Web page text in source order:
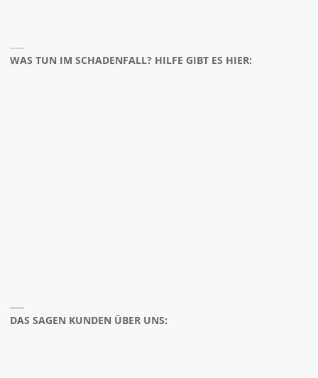
WAS TUN IM SCHADENFALL? HILFE GIBT ES HIER:
DAS SAGEN KUNDEN ÜBER UNS: